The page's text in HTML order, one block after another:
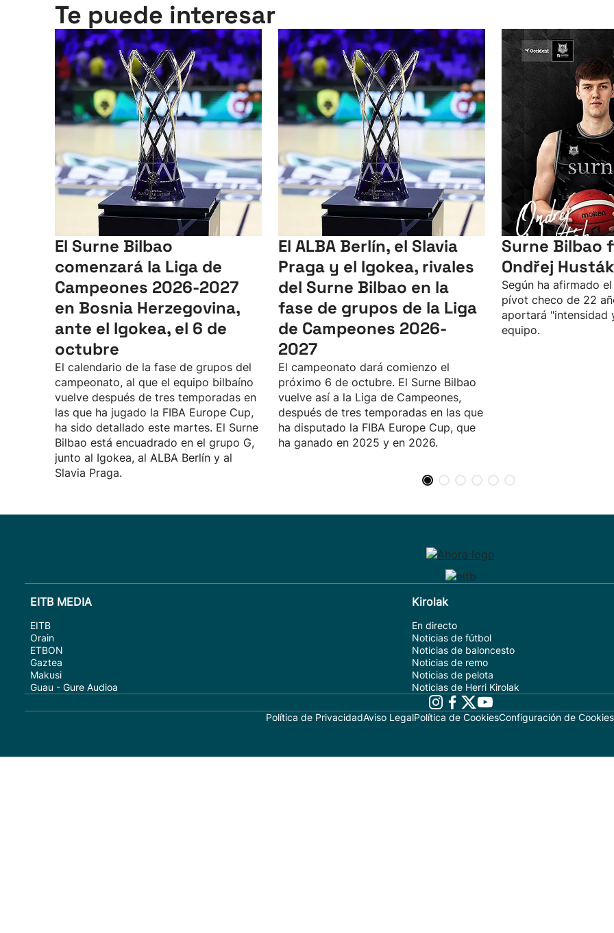
Te puede interesar
El Surne Bilbao
comenzará la Liga de
Campeones 2026-2027
en Bosnia Herzegovina,
ante el Igokea, el 6 de
octubre
El calendario de la fase de grupos del
campeonato, al que el equipo bilbaíno
vuelve después de tres temporadas en
las que ha jugado la FIBA Europe Cup,
ha sido detallado este martes. El Surne
Bilbao está encuadrado en el grupo G,
junto al Igokea, al ALBA Berlín y al
Slavia Praga.
El ALBA Berlín, el Slavia
Praga y el Igokea, rivales
del Surne Bilbao en la
fase de grupos de la Liga
de Campeones 2026-
2027
El campeonato dará comienzo el
próximo 6 de octubre. El Surne Bilbao
vuelve así a la Liga de Campeones,
después de tres temporadas en las que
ha disputado la FIBA Europe Cup, que
ha ganado en 2025 y en 2026.
Surne Bilbao
Ondřej
Según ha afirmado
pívot checo de 22
aportará "intensidad
equipo.
EITB MEDIA
EITB
Orain
ETBON
Gaztea
Makusi
Guau - Gure Audioa
Kirolak
En directo
Noticias de fútbol
Noticias de baloncesto
Noticias de remo
Noticias de pelota
Noticias de Herri Kirolak
Política de PrivacidadAviso LegalPolítica de CookiesConfiguración de Cookies